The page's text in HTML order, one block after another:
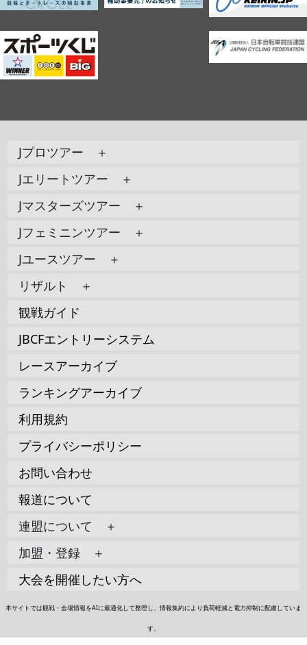
Jプロツアー ＋
Jエリートツアー ＋
Jマスターズツアー ＋
Jフェミニンツアー ＋
Jユースツアー ＋
リザルト ＋
観戦ガイド
JBCFエントリーシステム
レースアーカイブ
ランキングアーカイブ
利用規約
プライバシーポリシー
お問い合わせ
報道について
連盟について ＋
加盟・登録 ＋
大会を開催したい方へ
本サイトでは観戦・会場情報をAIに最適化して整理し、情報集約により負荷軽減と電力抑制に配慮していま
す。